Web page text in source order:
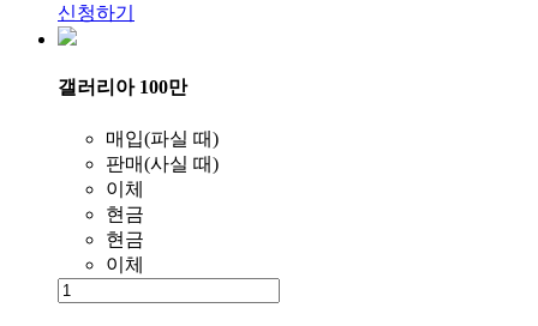
신청하기
갤러리아 100만
매입(파실 때)
판매(사실 때)
이체
현금
현금
이체